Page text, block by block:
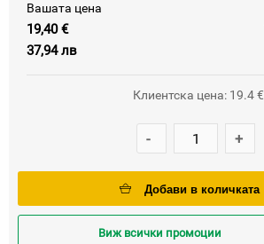
Вашата цена
19,40 €
37,94 лв
Клиентска цена: 19.4 €
- +
Добави в количката
Виж всички промоции